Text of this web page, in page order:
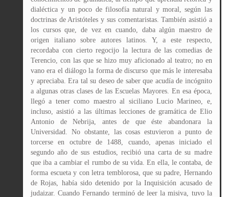
dialéctica y un poco de filosofía natural y moral, según las
doctrinas de Aristóteles y sus comentaristas. También asistió a
los cursos que, de vez en cuando, daba algún maestro de
origen italiano sobre autores latinos. Y, a este respecto,
recordaba con cierto regocijo la lectura de las comedias de
Terencio, con las que se hizo muy aficionado al teatro; no en
vano era el diálogo la forma de discurso que más le interesaba
y apreciaba. Era tal su deseo de saber que acudía de incógnito
a algunas otras clases de las Escuelas Mayores. En esa época,
llegó a tener como maestro al siciliano Lucio Marineo, e,
incluso, asistió a las últimas lecciones de gramática de Elio
Antonio de Nebrija, antes de que éste abandonara la
Universidad. No obstante, las cosas estuvieron a punto de
torcerse en octubre de 1488, cuando, apenas iniciado el
segundo año de sus estudios, recibió una carta de su madre
que iba a cambiar el rumbo de su vida. En ella, le contaba, de
forma escueta y con letra temblorosa, que su padre, Hernando
de Rojas, había sido detenido por la Inquisición acusado de
judaizar. Cuando Fernando terminó de leer la misiva, tuvo la